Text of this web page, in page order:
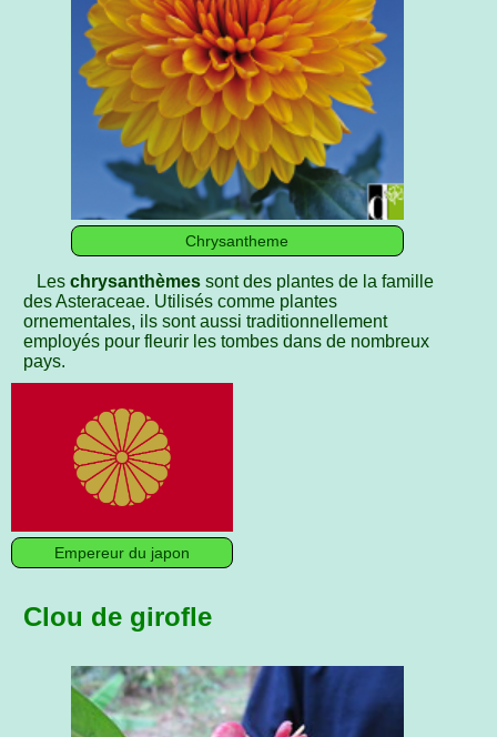
Chrysantheme
Les chrysanthèmessont des plantes de la famille
des Asteraceae. Utilisés comme plantes
ornementales, ils sont aussi traditionnellement
employés pour fleurir les tombes dans de nombreux
pays.
Empereur du japon
Clou de girofle